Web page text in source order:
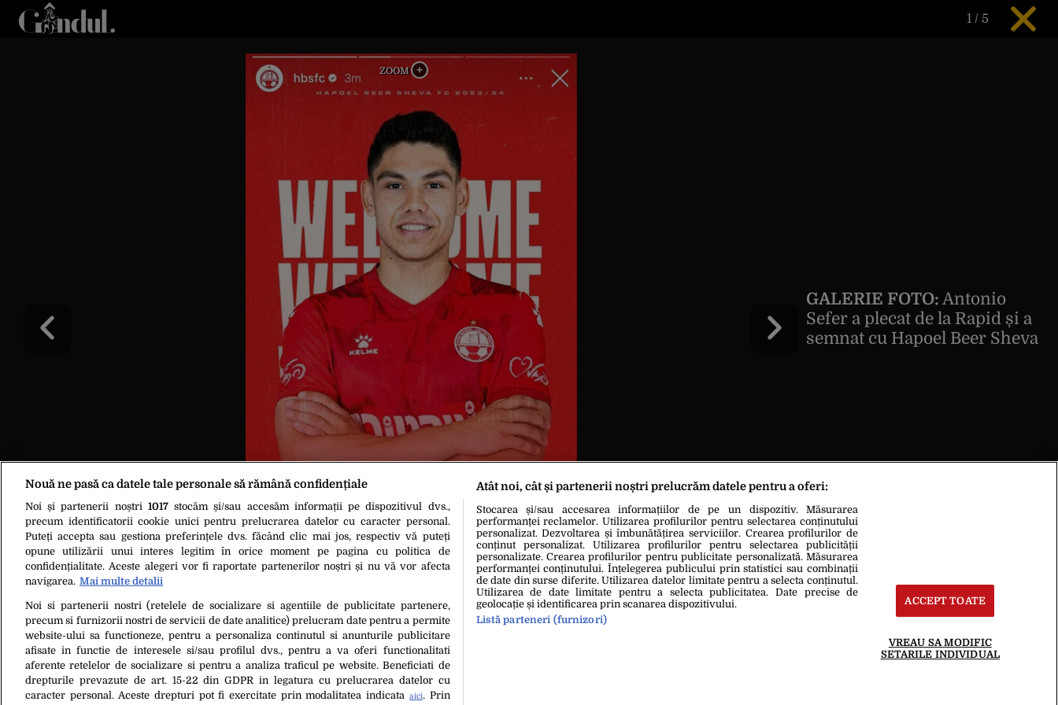
1 / 5
GALERIE FOTO: Antonio
Sefer a plecat de la Rapid și a
semnat cu Hapoel Beer Sheva
Despre NoiContactEchipa EditorialăPolitica De Cookies
Citarea se poate face în limita a 250 de semne. Nici o instituţie sau persoană (site-uri, instituţii mass-media, firme de monitorizare) nu poate reproduce integral scrierile publicistice purtătoare de Drepturi de Autor.
Nouă ne pasă ca datele tale personale să rămână confidențiale
Noi și partenerii noștri 1017stocăm și/sau accesăm informații pe dispozitivul dvs.,
precum identificatorii cookie unici pentru prelucrarea datelor cu caracter personal.
Puteți accepta sau gestiona preferințele dvs. făcând clic mai jos, respectiv vă puteți
opune utilizării unui interes legitim în orice moment pe pagina cu politica de
confidențialitate. Aceste alegeri vor fi raportate partenerilor noștri și nu vă vor afecta
navigarea. Mai multe detalii
Noi si partenerii nostri (retelele de socializare si agentiile de publicitate partenere,
precum si furnizorii nostri de servicii de date analitice) prelucram date pentru a permite
website-ului sa functioneze, pentru a personaliza continutul si anunturile publicitare
afisate in functie de interesele si/sau profilul dvs., pentru a va oferi functionalitati
aferente retelelor de socializare si pentru a analiza traficul pe website. Beneficiati de
drepturile prevazute de art. 15-22 din GDPR in legatura cu prelucrarea datelor cu
caracter personal. Aceste drepturi pot fi exercitate prin modalitatea indicata aici. Prin
Atât noi, cât și partenerii noștri prelucrăm datele pentru a oferi:
Stocarea și/sau accesarea informațiilor de pe un dispozitiv. Măsurarea
performanței reclamelor. Utilizarea profilurilor pentru selectarea conținutului
personalizat. Dezvoltarea și îmbunătățirea serviciilor. Crearea profilurilor de
conținut personalizat. Utilizarea profilurilor pentru selectarea publicității
personalizate. Crearea profilurilor pentru publicitate personalizată. Măsurarea
performanței conținutului. Înțelegerea publicului prin statistici sau combinații
de date din surse diferite. Utilizarea datelor limitate pentru a selecta conținutul.
Utilizarea de date limitate pentru a selecta publicitatea. Date precise de
geolocație și identificarea prin scanarea dispozitivului.
Listă parteneri (furnizori)
ACCEPT TOATE
VREAU SA MODIFIC
SETARILE INDIVIDUAL